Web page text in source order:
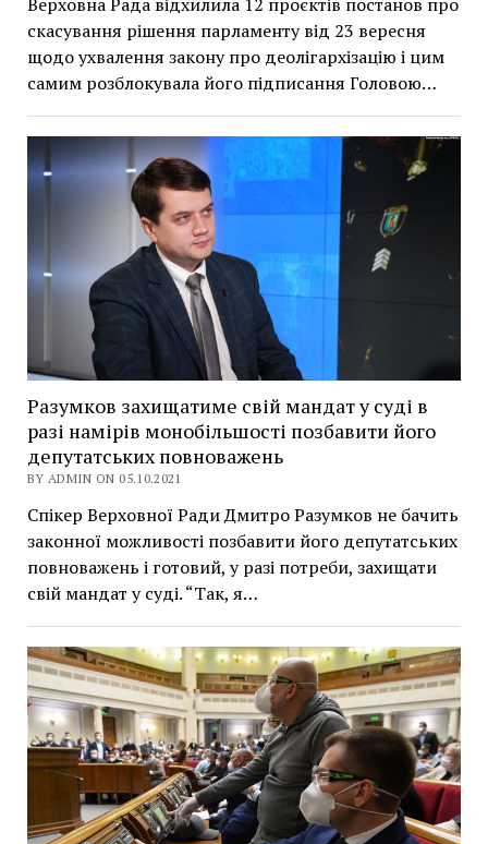
скасування рішення парламенту від 23 вересня
щодо ухвалення закону про деолігархізацію і цим
самим розблокувала його підписання Головою…
Разумков захищатиме свій мандат у суді в
разі намірів монобільшості позбавити його
депутатських повноважень
BY ADMIN ON 05.10.2021
Спікер Верховної Ради Дмитро Разумков не бачить
законної можливості позбавити його депутатських
повноважень і готовий, у разі потреби, захищати
свій мандат у суді. “Так, я…